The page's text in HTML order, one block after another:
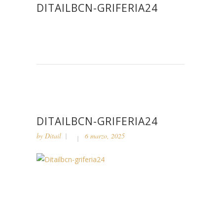
DITAILBCN-GRIFERIA24
DITAILBCN-GRIFERIA24
by Ditail 6 marzo, 2025